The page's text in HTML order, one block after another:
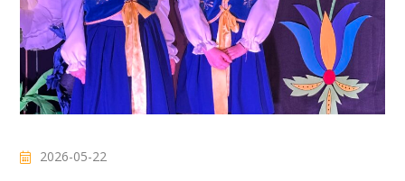
2026-05-22